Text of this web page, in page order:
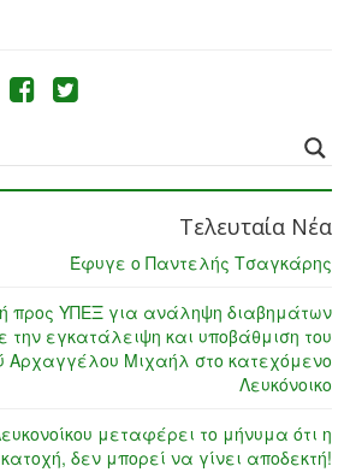
Τελευταία Νέα
Έφυγε ο Παντελής Τσαγκάρης
προς ΥΠΕΞ για ανάληψη διαβημάτων
την εγκατάλειψη και υποβάθμιση του
Αρχαγγέλου Μιχαήλ στο κατεχόμενο
Λευκόνοικο
μεταφέρει το μήνυμα ότι η
κατοχή, δεν μπορεί να γίνει αποδεκτή!